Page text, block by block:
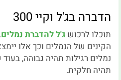
הדברה בג'ל וקיי 300
תוכלו לרכוש ג'ל להדברת נמלים
הקינים של הנמלים וכך אלו
נמלים רגילות תהיה גבוהה,
תהיה חלקית.